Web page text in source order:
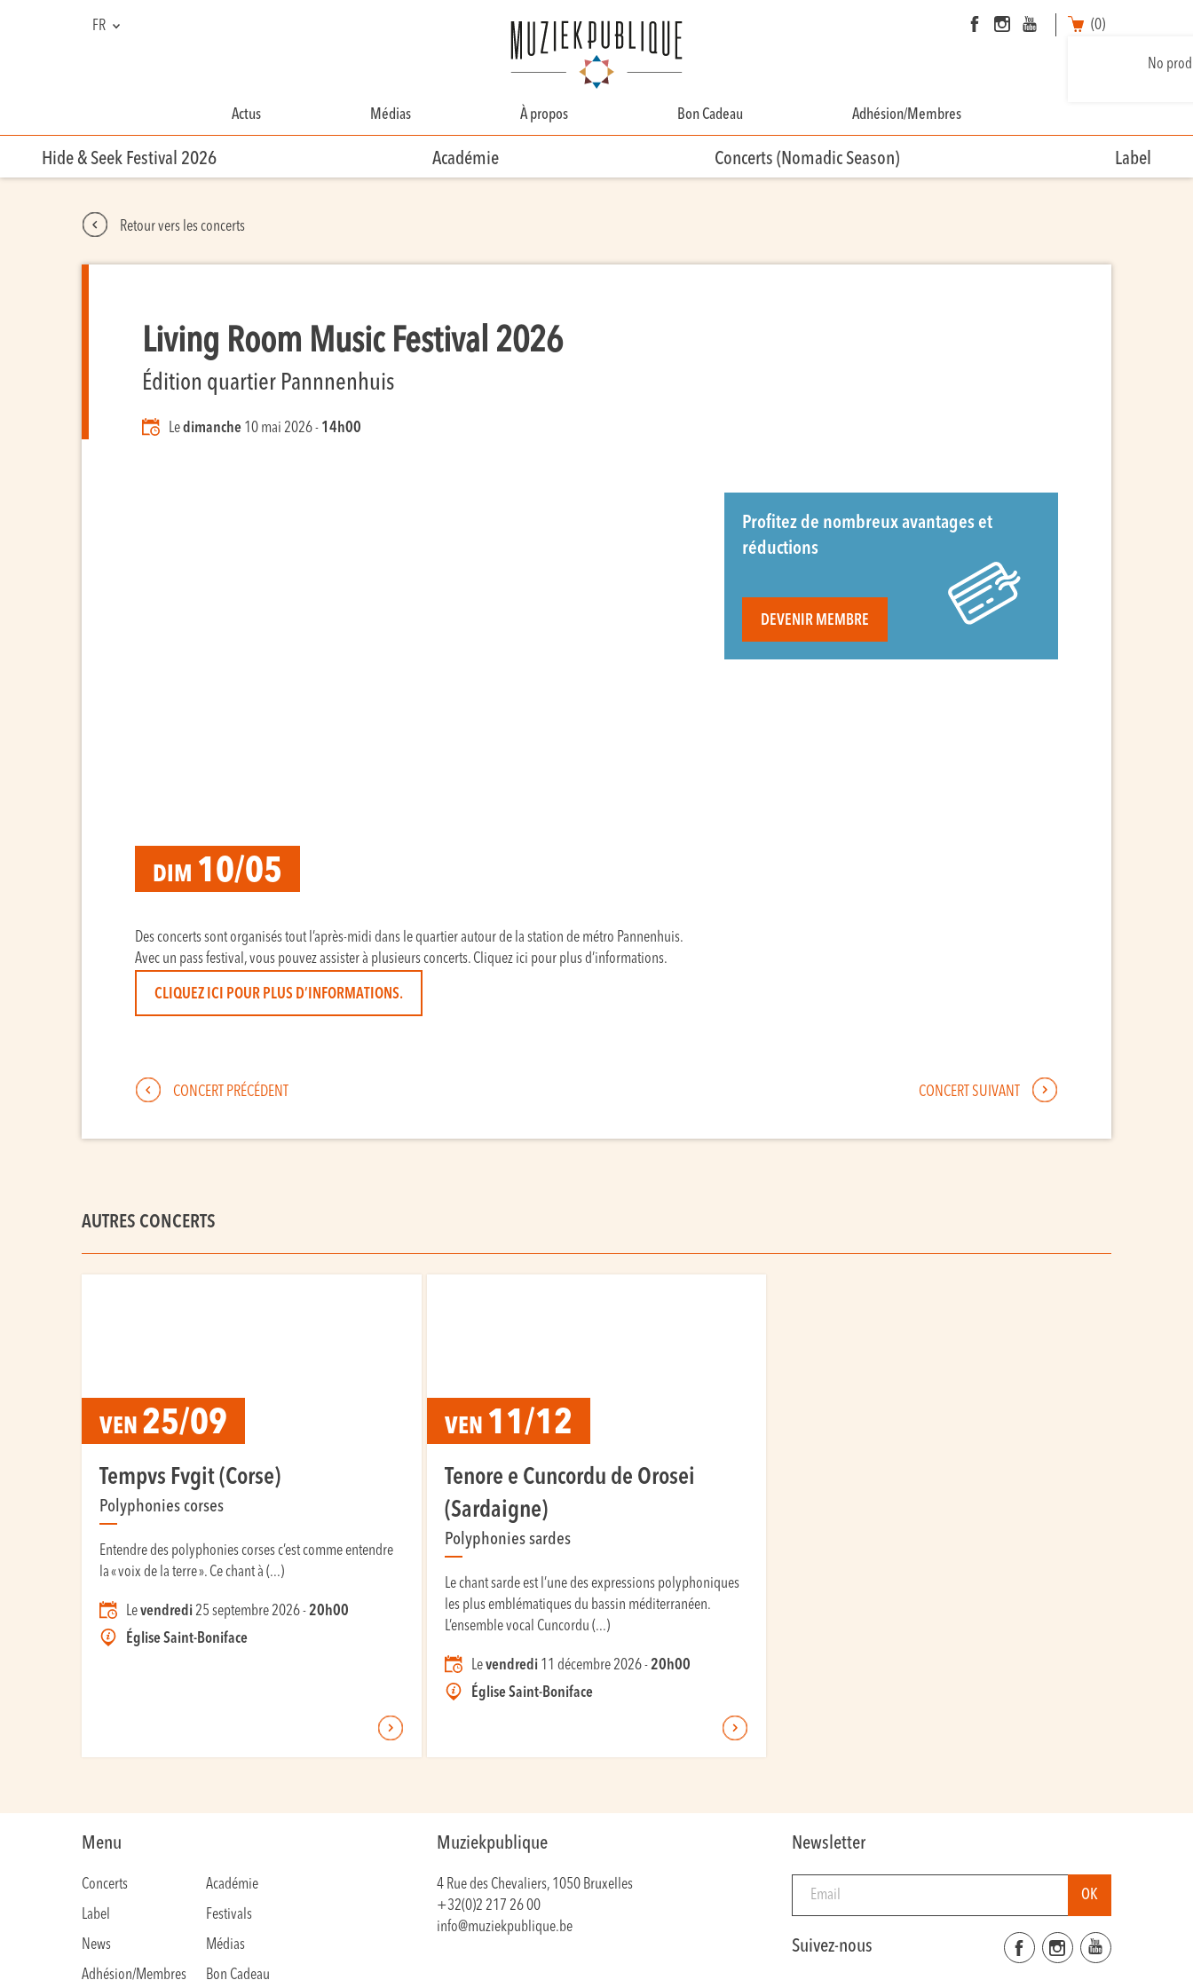
FR (0)
No
Actus Médias À propos
Contact
Bon Cadeau Adhésion/Membres
Hide & Seek Festival 2026 Académie Concerts (Nomadic Season) Label
Retour vers les concerts
Living Room Music Festival 2026
Édition quartier Pannnenhuis
Ledimanche 10 mai 2026 - 14h00
DIM 10/05
Des concerts sont organisés tout l’après-midi dans le quartier autour de la station de métro Pannenhuis.
Avec un pass festival, vous pouvez assister à plusieurs concerts. Cliquez ici pour plus d’informations.
CLIQUEZ ICI POUR PLUS D’INFORMATIONS.
Profitez de nombreux avantages et
réductions
DEVENIR MEMBRE
CONCERT PRÉCÉDENT CONCERT SUIVANT
AUTRES CONCERTS
VEN 25/09
Tempvs Fvgit (Corse)
Polyphonies corses
Entendre des polyphonies corses c’est comme entendre
la « voix de la terre ». Ce chant à (...)
Levendredi 25 septembre 2026 -20h00
Église Saint-Boniface
VEN 11/12
Tenore e Cuncordu de Orosei
(Sardaigne)
Polyphonies sardes
Le chant sarde est l’une des expressions polyphoniques
les plus emblématiques du bassin méditerranéen.
L’ensemble vocal Cuncordu (...)
Levendredi 11 décembre 2026 -20h00
Église Saint-Boniface
Menu
Concerts
Académie
Label
Festivals
News
Médias
Adhésion/Membres
Bon Cadeau
Muziekpublique
4 Rue des Chevaliers, 1050 Bruxelles
+32(0)2 217 26 00
info@muziekpublique.be
Newsletter
Suivez-nous